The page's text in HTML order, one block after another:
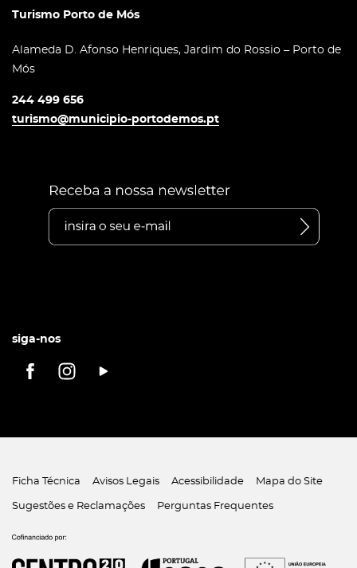
Turismo Porto de Mós
Alameda D. Afonso Henriques, Jardim do Rossio – Porto de
Mós
244 499 656
turismo@municipio-portodemos.pt
siga-nos
Ficha Técnica Avisos Legais Acessibilidade Mapa do Site
Sugestões e Reclamações Perguntas Frequentes